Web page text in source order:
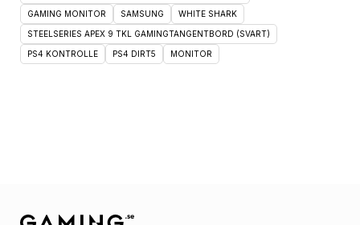
GAMING MONITOR SAMSUNG WHITE SHARK
STEELSERIES APEX 9 TKL GAMINGTANGENTBORD (SVART)
PS4 KONTROLLE PS4 DIRT5 MONITOR